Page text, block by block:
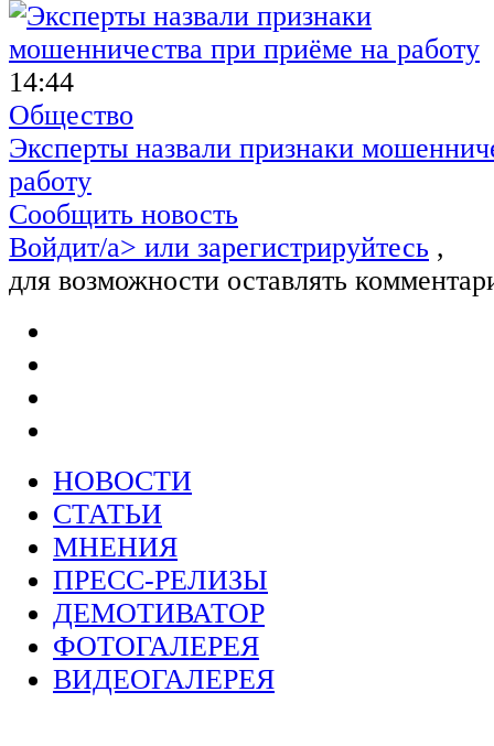
14:44
Общество
Эксперты назвали признаки
работу
Сообщить новость
Войдит/a> или зарегистрируйтесь ,
для возможности оставлять
НОВОСТИ
СТАТЬИ
МНЕНИЯ
ПРЕСС-РЕЛИЗЫ
ДЕМОТИВАТОР
ФОТОГАЛЕРЕЯ
ВИДЕОГАЛЕРЕЯ